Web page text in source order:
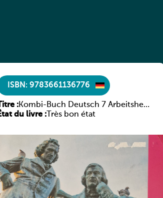
ISBN: 9783661136776
Titre :Kombi-Buch Deutsch 7 Arbeitsheft
(Neue Ausgabe Luxemburg)
du livre : Très bon état